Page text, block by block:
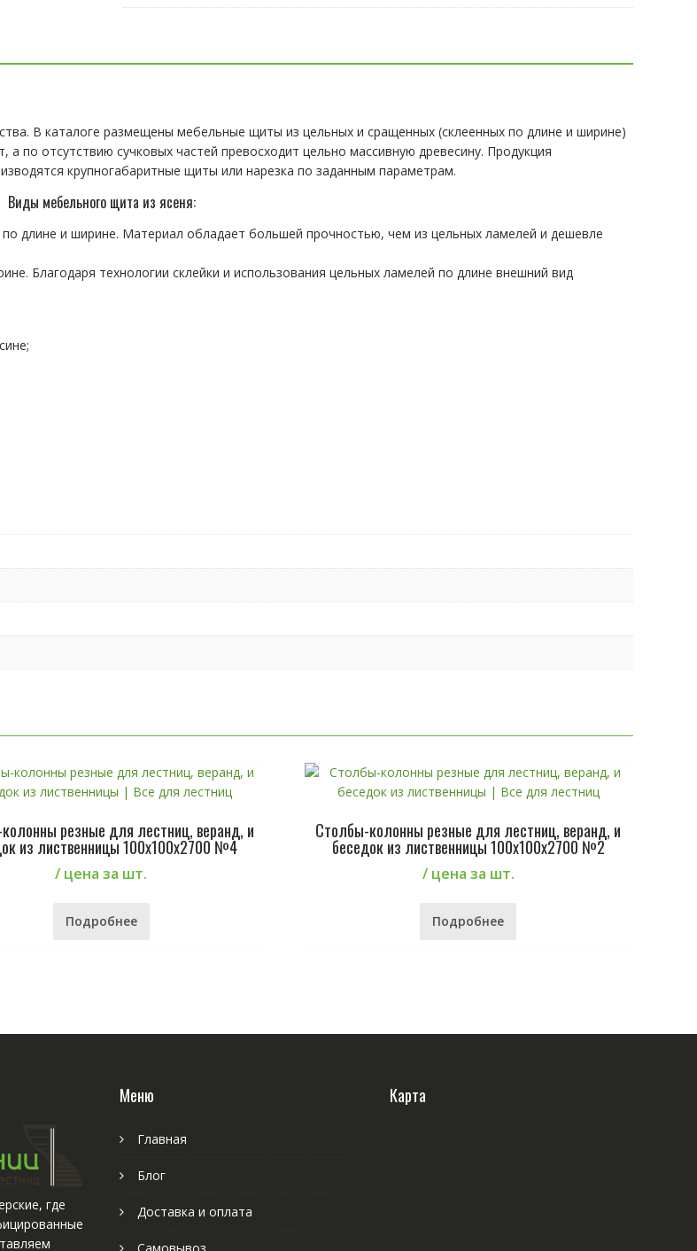
сорт
В каталоге размещены мебельные щиты из цельных и сращенных (склеенных по длине и ширине)
по отсутствию сучковых частей превосходит цельно массивную древесину. Продукция
крупногабаритные щиты или нарезка по заданным параметрам.
Виды мебельного щита из ясеня:
длине и ширине. Материал обладает большей прочностью, чем из цельных ламелей и дешевле
Благодаря технологии склейки и использования цельных ламелей по длине внешний вид
резные для лестниц, веранд, и
из лиственницы 100х100х2700 №4
/ цена за шт.
Подробнее
Столбы-колонны резные для лестниц, веранд, и
беседок из лиственницы 100х100х2700 №2
/ цена за шт.
Подробнее
где
Меню
Главная
Блог
Доставка и оплата
Самовывоз
Карта